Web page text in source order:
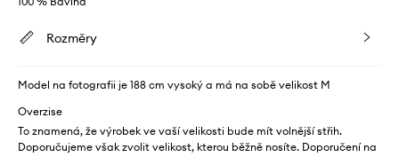
Rozměry
Model na fotografii je 188 cm vysoký a má na sobě velikost M
Overzise
To znamená, že výrobek ve vaší velikosti bude mít volnější střih.
Doporučujeme však zvolit velikost, kterou běžně nosíte. Doporučení na